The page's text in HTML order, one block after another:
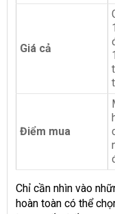
Giá cả
Điểm mua
Chỉ cần nhìn vào
hoàn toàn có thể